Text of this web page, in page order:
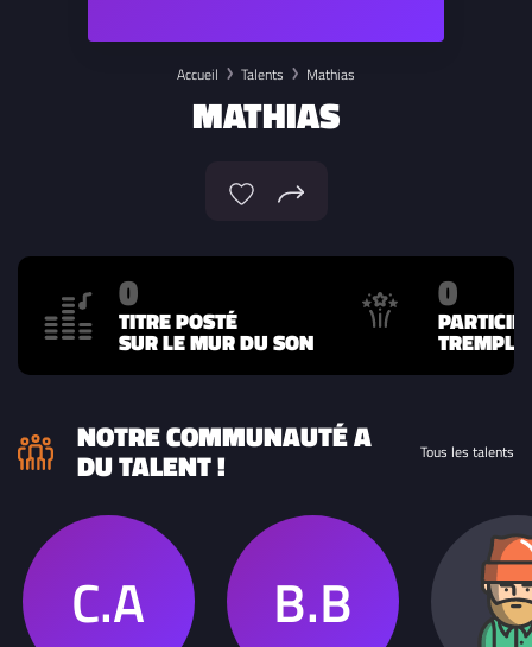
Accueil Talents Mathias
MATHIAS
0
TITRE POSTÉ
SUR LE MUR DU SON
0
NOTRE COMMUNAUTÉ A
DU TALENT ! Tous les talents